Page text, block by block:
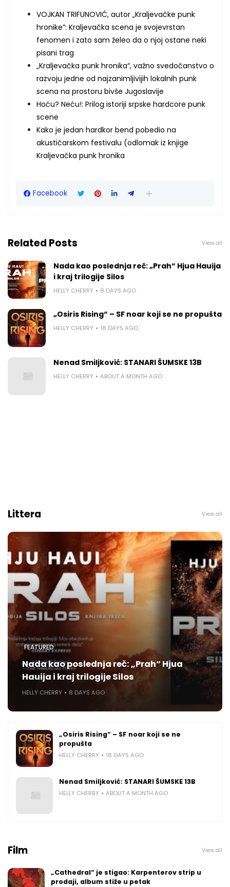
VOJKAN TRIFUNOVIĆ, autor „Kraljevačke punk
hronike”: Kraljevačka scena je svojevrstan
fenomen i zato sam želeo da o njoj ostane neki
pisani trag
„Kraljevačka punk hronika“, važno svedočanstvo o
razvoju jedne od najzanimljivijih lokalnih punk
scena na prostoru bivše Jugoslavije
Hoću? Neću!: Prilog istoriji srpske hardcore punk
scene
Kako je jedan hardkor bend pobedio na
akustičarskom festivalu (odlomak iz knjige
Kraljevačka punk hronika
Facebook
Related Posts View all
Nada kao poslednja reč: „Prah“ Hjua Hauija
i kraj trilogije Silos
HELLY CHERRY 8 DAYS AGO
„Osiris Rising“ – SF noar koji se ne propušta
HELLY CHERRY 18 DAYS AGO
Nenad Smiljković: STANARI ŠUMSKE 13B
HELLY CHERRY ABOUT A MONTH AGO
Littera View all
FEATURED
Nada kao poslednja reč: „Prah“ Hjua
Hauija i kraj trilogije Silos
HELLY CHERRY 8 DAYS AGO
„Osiris Rising“ – SF noar koji se ne
propušta
HELLY CHERRY 18 DAYS AGO
Nenad Smiljković: STANARI ŠUMSKE 13B
HELLY CHERRY ABOUT A MONTH AGO
Film View all
„Cathedral“ je stigao: Karpenterov strip u
prodaji, album stiže u petak